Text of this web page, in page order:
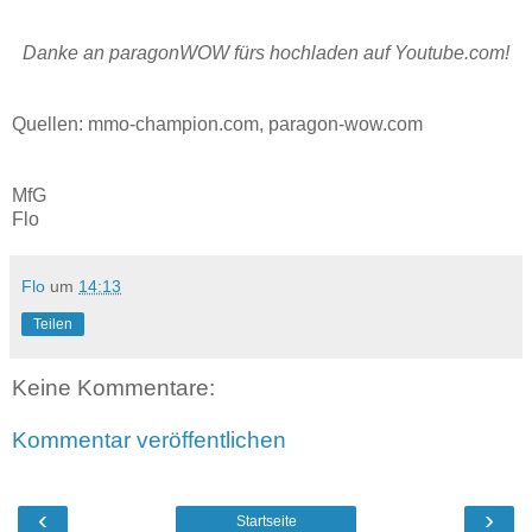
Danke an paragonWOW fürs hochladen auf Youtube.com!
Quellen: mmo-champion.com, paragon-wow.com
MfG
Flo
Flo um 14:13
Teilen
Keine Kommentare:
Kommentar veröffentlichen
‹ ›
Startseite